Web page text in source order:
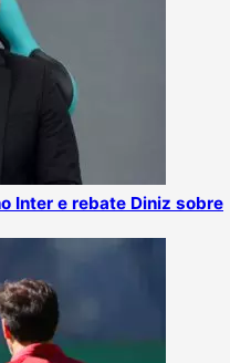
Inter e rebate Diniz sobre